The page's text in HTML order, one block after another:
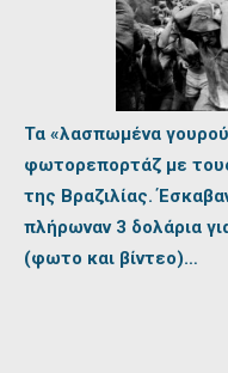
Τα «λασπωμένα
φωτορεπορτάζ με
της Βραζιλίας.
πλήρωναν 3 δολάρια
(φωτο και βίντεο)…